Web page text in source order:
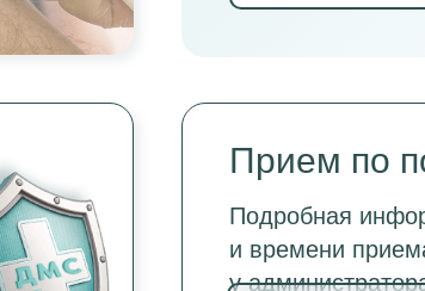
Прием по
Подробная
и времени
у